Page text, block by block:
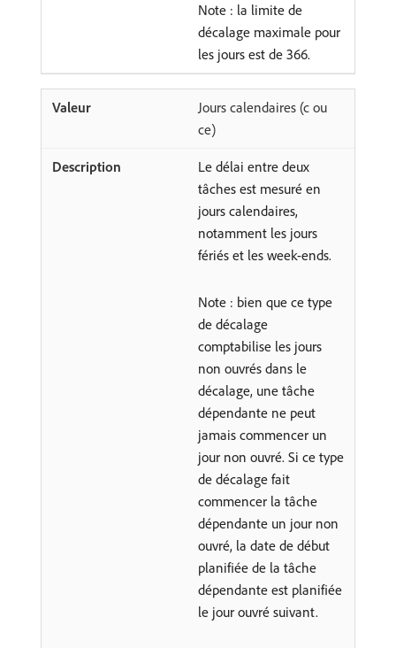
Note : la limite de
décalage maximale pour
les jours est de 366.
Jours calendaires (c ou
ce)
Le délai entre deux
tâches est mesuré en
jours calendaires,
notamment les jours
fériés et les week-ends.
Note : bien que ce type
de décalage
comptabilise les jours
non ouvrés dans le
décalage, une tâche
dépendante ne peut
jamais commencer un
jour non ouvré. Si ce type
de décalage fait
commencer la tâche
dépendante un jour non
ouvré, la date de début
planifiée de la tâche
dépendante est planifiée
le jour ouvré suivant.